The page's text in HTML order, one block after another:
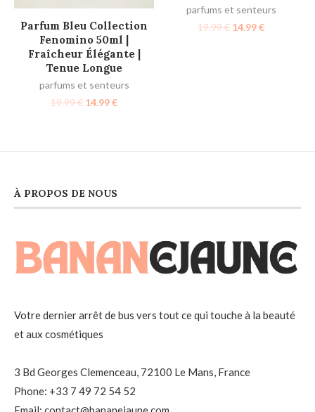
AJOUTER AU PANIER
Parfum Bleu Collection
Fenomino 50ml |
Fraîcheur Élégante |
Tenue Longue
parfums et senteurs
19.99€ 14.99€
parfums et senteurs
19.99€ 14.99€
À PROPOS DE NOUS
Votre dernier arrêt de bus vers tout ce qui touche à la beauté
et aux cosmétiques
3 Bd Georges Clemenceau, 72100 Le Mans, France
Phone: +33 7 49 72 54 52